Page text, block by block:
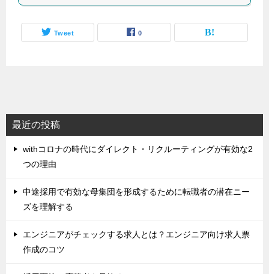
Tweet 0
最近の投稿
withコロナの時代にダイレクト・リクルーティングが有効な2
つの理由
中途採用で有効な母集団を形成するために転職者の潜在ニー
ズを理解する
エンジニアがチェックする求人とは？エンジニア向け求人票
作成のコツ